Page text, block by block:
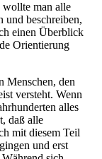
man alle
und beschreiben,
einen Überblick
Orientierung
Menschen, den
versteht. Wenn
alles
daß alle
mit diesem Teil
und erst